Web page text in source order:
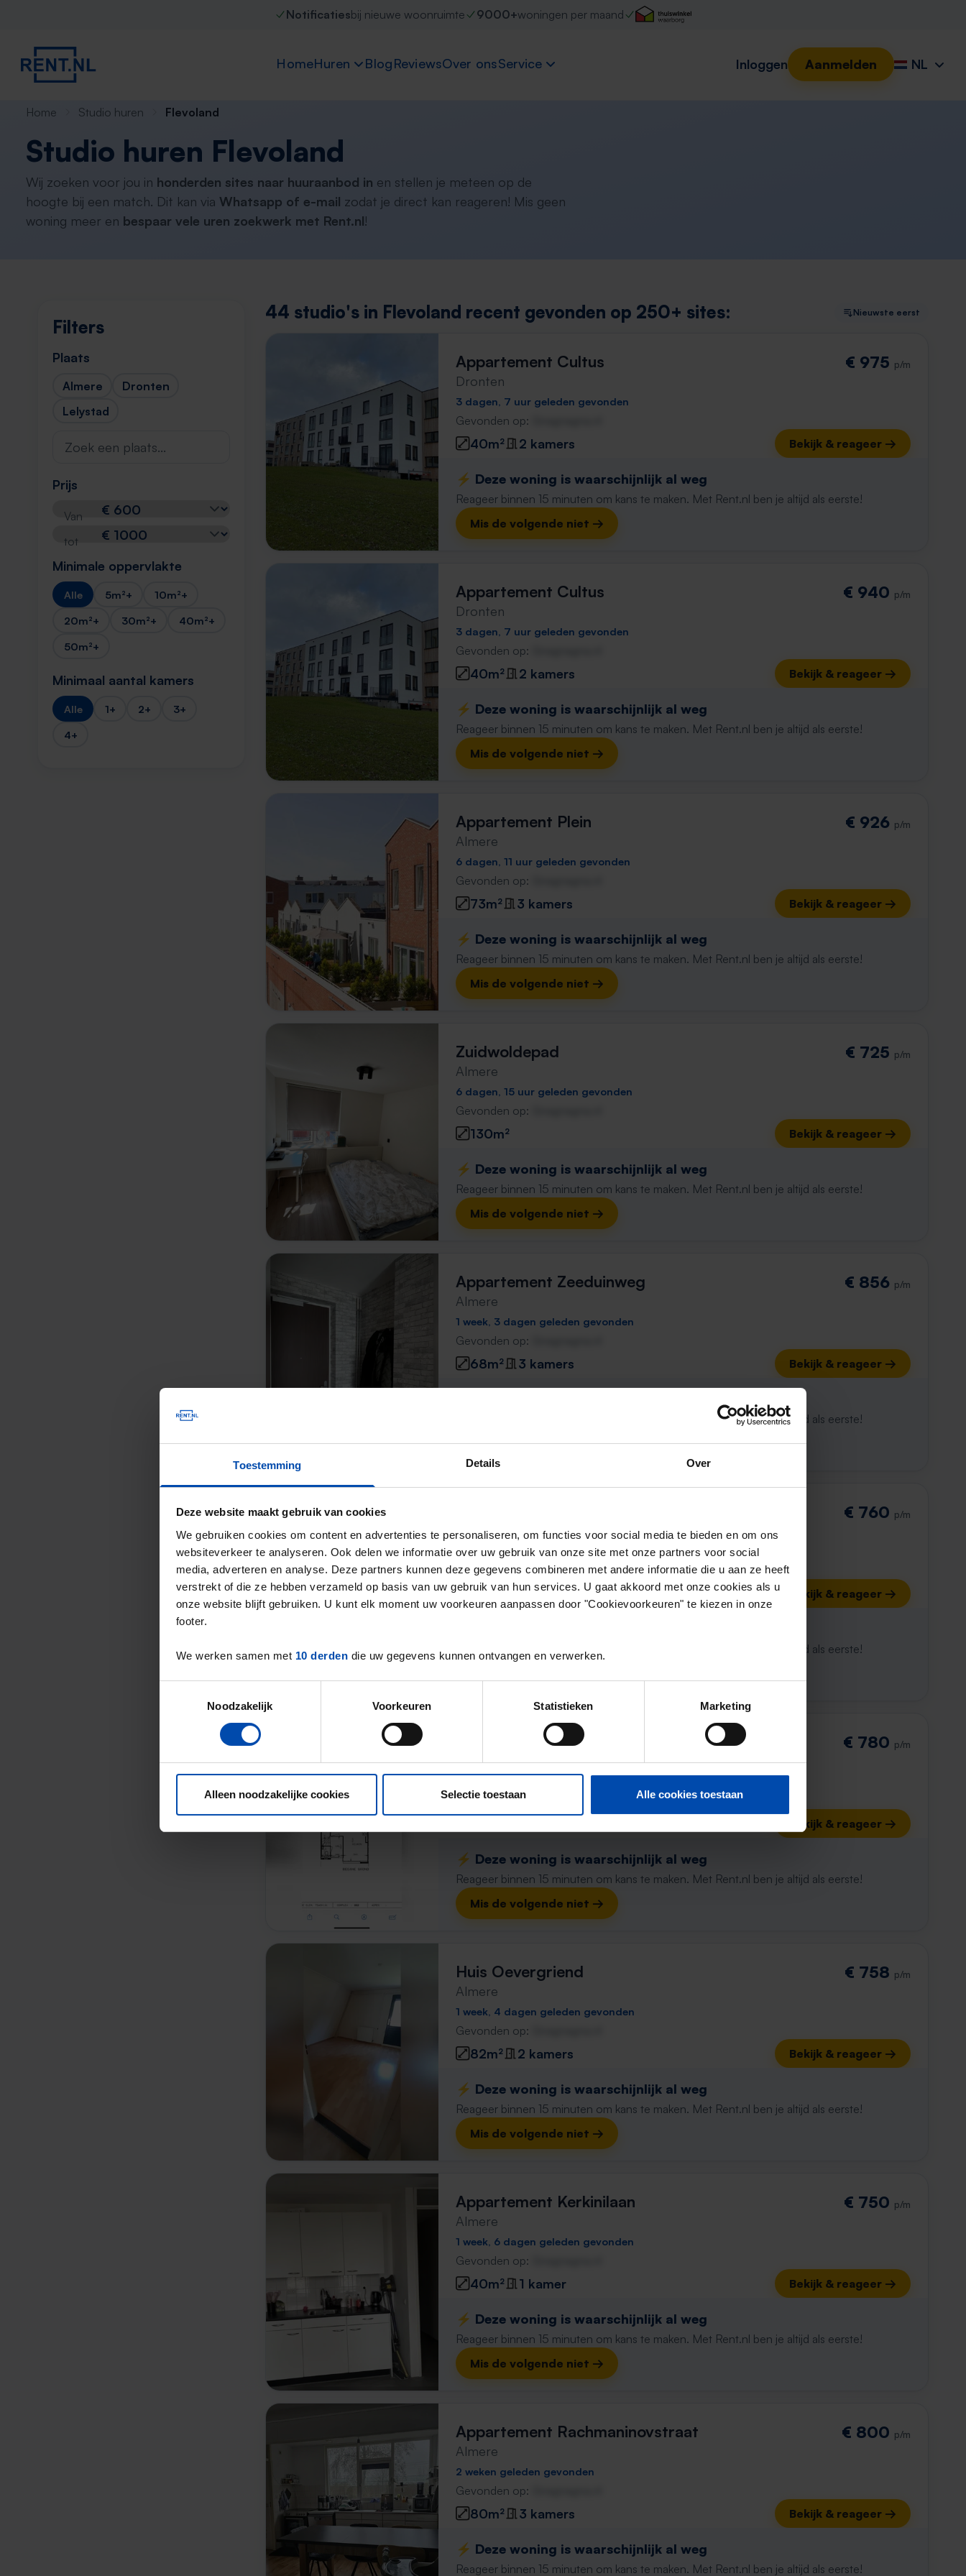
Toestemming Details Over
Deze website maakt gebruik van cookies
We gebruiken cookies om content en advertenties te personaliseren, om functies voor social media te bieden en om ons
websiteverkeer te analyseren. Ook delen we informatie over uw gebruik van onze site met onze partners voor social
media, adverteren en analyse. Deze partners kunnen deze gegevens combineren met andere informatie die u aan ze heeft
verstrekt of die ze hebben verzameld op basis van uw gebruik van hun services. U gaat akkoord met onze cookies als u
onze website blijft gebruiken. U kunt elk moment uw voorkeuren aanpassen door "Cookievoorkeuren" te kiezen in onze
footer.
We werken samen met 10 derden die uw gegevens kunnen ontvangen en verwerken.
Noodzakelijk
Voorkeuren Statistieken Marketing
Alleen noodzakelijke cookies Selectie toestaan Alle cookies toestaan
Notificatiesbij nieuwe woonruimte 9000+woningen per maand
HomeHuren BlogReviewsOver onsService Inloggen Aanmelden NL
Home Studio huren Flevoland
Studio huren Flevoland
Wij zoeken voor jou in honderden sites naar huuraanbod in en stellen je meteen op de
hoogte bij een match. Dit kan via Whatsapp of e-mail zodat je direct kan reageren! Mis geen
woning meer en bespaar vele uren zoekwerk met Rent.nl!
Filters
Plaats
Almere
Dronten
Lelystad
Prijs
Van
tot
Minimale oppervlakte
Alle 5m²+
10m²+
20m²+
30m²+
40m²+
50m²+
Minimaal aantal kamers
Alle 1+ 2+
3+
4+
44 studio's in Flevoland recent gevonden op 250+ sites: Nieuwste eerst
Appartement Cultus
Dronten
€ 975 p/m
3 dagen, 7 uur geleden gevonden
Gevonden op:
40m² 2 kamers Bekijk & reageer →
⚡️ Deze woning is waarschijnlijk al weg
Reageer binnen 15 minuten om kans te maken. Met Rent.nl ben je altijd als eerste!
Mis de volgende niet →
Appartement Cultus
Dronten
€ 940 p/m
3 dagen, 7 uur geleden gevonden
Gevonden op:
40m² 2 kamers Bekijk & reageer →
⚡️ Deze woning is waarschijnlijk al weg
Reageer binnen 15 minuten om kans te maken. Met Rent.nl ben je altijd als eerste!
Mis de volgende niet →
Appartement Plein
Almere
€ 926 p/m
6 dagen, 11 uur geleden gevonden
Gevonden op:
73m² 3 kamers Bekijk & reageer →
⚡️ Deze woning is waarschijnlijk al weg
Reageer binnen 15 minuten om kans te maken. Met Rent.nl ben je altijd als eerste!
Mis de volgende niet →
Zuidwoldepad
Almere
€ 725 p/m
6 dagen, 15 uur geleden gevonden
Gevonden op:
130m² Bekijk & reageer →
⚡️ Deze woning is waarschijnlijk al weg
Reageer binnen 15 minuten om kans te maken. Met Rent.nl ben je altijd als eerste!
Mis de volgende niet →
Appartement Zeeduinweg
Almere
€ 856 p/m
1 week, 3 dagen geleden gevonden
Gevonden op:
68m² 3 kamers Bekijk & reageer →
Reageer binnen 15 minuten om kans te maken. Met Rent.nl ben je altijd als eerste!
Mis de volgende niet →
Almere
€ 760 p/m
1 week, 3 dagen geleden gevonden
Gevonden op:Gnagnagna.nl
87m² 4 kamers Bekijk & reageer →
Reageer binnen 15 minuten om kans te maken. Met Rent.nl ben je altijd als eerste!
Huis Parkwerf
Almere
€ 780 p/m
1 week, 4 dagen geleden gevonden
Gevonden op:
Bekijk & reageer →
⚡️ Deze woning is waarschijnlijk al weg
Reageer binnen 15 minuten om kans te maken. Met Rent.nl ben je altijd als eerste!
Mis de volgende niet →
Huis Oevergriend
Almere
€ 758 p/m
1 week, 4 dagen geleden gevonden
Gevonden op:
82m² 2 kamers Bekijk & reageer →
⚡️ Deze woning is waarschijnlijk al weg
Reageer binnen 15 minuten om kans te maken. Met Rent.nl ben je altijd als eerste!
Mis de volgende niet →
Appartement Kerkinilaan
Almere
€ 750 p/m
1 week, 6 dagen geleden gevonden
Gevonden op:
40m² 1 kamer Bekijk & reageer →
⚡️ Deze woning is waarschijnlijk al weg
Reageer binnen 15 minuten om kans te maken. Met Rent.nl ben je altijd als eerste!
Mis de volgende niet →
Appartement Rachmaninovstraat
Almere
€ 800 p/m
2 weken geleden gevonden
Gevonden op:
80m² 3 kamers Bekijk & reageer →
⚡️ Deze woning is waarschijnlijk al weg
Reageer binnen 15 minuten om kans te maken. Met Rent.nl ben je altijd als eerste!